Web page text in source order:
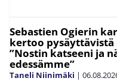
Sebastien Ogierin
kertoo pysäyttävistä
”Nostin katseeni ja
edessämme”
Taneli Niinimäki |